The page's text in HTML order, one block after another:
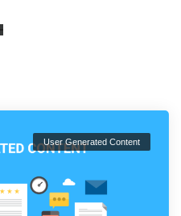
User Generated Content